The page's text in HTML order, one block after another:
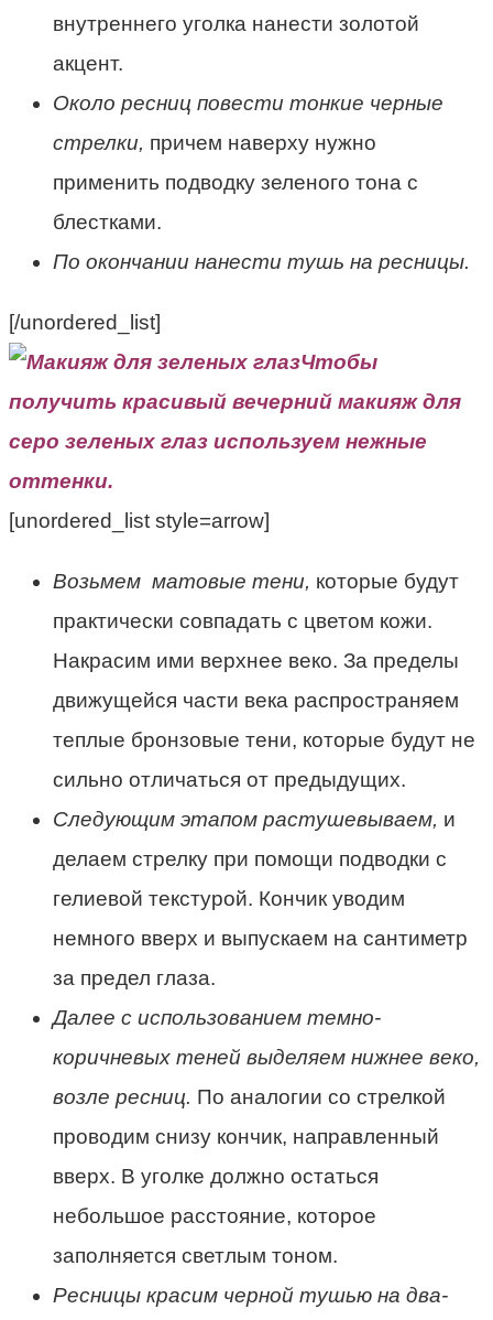
внутреннего уголка нанести золотой
акцент.
Около ресниц повести тонкие черные
стрелки, причем наверху нужно
применить подводку зеленого тона с
блестками.
По окончании нанести тушь на ресницы.
[/unordered_list]
Чтобы
получить красивый вечерний макияж для
серо зеленых глаз используем нежные
оттенки.
[unordered_list style=arrow]
Возьмем матовые тени, которые будут
практически совпадать с цветом кожи.
Накрасим ими верхнее веко. За пределы
движущейся части века распространяем
теплые бронзовые тени, которые будут не
сильно отличаться от предыдущих.
Следующим этапом растушевываем, и
делаем стрелку при помощи подводки с
гелиевой текстурой. Кончик уводим
немного вверх и выпускаем на сантиметр
за предел глаза.
Далее с использованием темно-
коричневых теней выделяем нижнее веко,
возле ресниц. По аналогии со стрелкой
проводим снизу кончик, направленный
вверх. В уголке должно остаться
небольшое расстояние, которое
заполняется светлым тоном.
Ресницы красим черной тушью на два-